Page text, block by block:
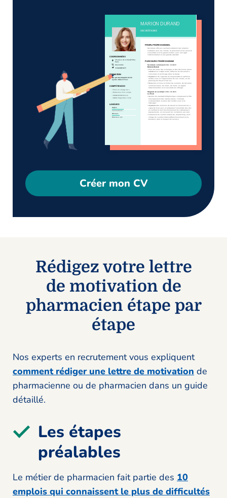
Créer mon CV
Rédigez votre lettre
de motivation de
pharmacien étape par
étape
Nos experts en recrutement vous expliquent
comment rédiger une lettre de motivation de
pharmacienne ou de pharmacien dans un guide
détaillé.
Les étapes
préalables
Le métier de pharmacien fait partie des 10
emplois qui connaissent le plus de difficultés